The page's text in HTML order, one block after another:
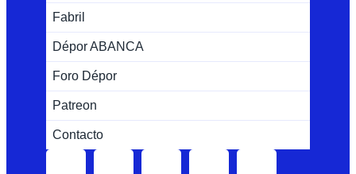
Fabril
Dépor ABANCA
Foro Dépor
Patreon
Contacto